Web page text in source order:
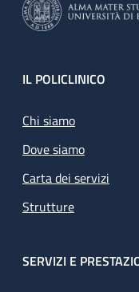
Footer
IL POLICLINICO
Chi siamo
Dove siamo
Carta dei servizi
Strutture
SERVIZI E